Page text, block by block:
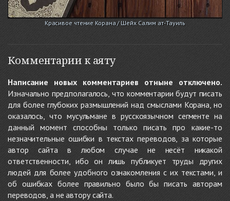
Красивое чтение Корана / Шейх Салим ат-Тауиль
Комментарии к аяту
Написание новых комментариев отныне отключено.
Изначально предполагалось, что комментарии будут писать
для более глубоких размышлений над смыслами Корана, но
оказалось, что мусульмане в русскоязычном сегменте на
данный момент способны только писать про какие-то
незначительные ошибки в текстах переводов, за которые
автор сайта в любом случае не несёт никакой
ответственности, ибо он лишь публикует труды других
людей для более удобного ознакомления с их текстами, и
об ошибках более правильно было бы писать авторам
переводов, а не автору сайта.